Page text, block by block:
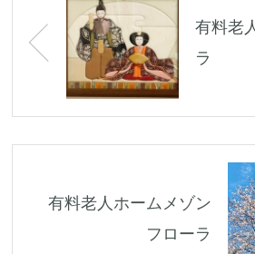
navigation
有料老
ラ
有料老人ホームメゾン
フローラ